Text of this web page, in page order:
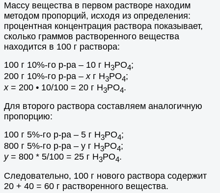
Массу вещества в первом растворе находим
методом пропорций, исходя из определения:
процентная концентрация раствора показывает,
сколько граммов растворенного вещества
находится в 100 г раствора:
100 г 10%-го р-ра – 10 г H3PO4;
200 г 10%-го р-ра –хг H3PO4;
х= 200 • 10/100 = 20 г H3PO4.
Для второго раствора составляем аналогичную
пропорцию:
100 г 5%-го р-ра – 5 г H3PO4;
800 г 5%-го р-ра – y г H3PO4;
y= 800 * 5/100 = 25 г H3PO4.
Следовательно, 100 г нового раствора содержит
20 + 40 = 60 г растворенного вещества.